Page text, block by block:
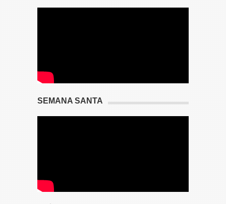
SEMANA SANTA